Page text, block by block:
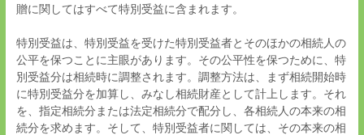
贈に関してはすべて特別受益に含まれます。
特別受益は、特別受益を受けた特別受益者とそのほかの相続人の
公平を保つことに主眼があります。その公平性を保つために、特
別受益分は相続時に調整されます。調整方法は、まず相続開始時
に特別受益分を加算し、みなし相続財産として計上します。それ
を、指定相続分または法定相続分で配分し、各相続人の本来の相
続分を求めます。そして、特別受益者に関しては、その本来の相